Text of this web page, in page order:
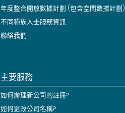
年度整合開放數據計劃 (包含空間數據計劃)
不同種族人士服務資訊
聯絡我們
主要服務
如何辦理新公司的註冊?
如何更改公司名稱?